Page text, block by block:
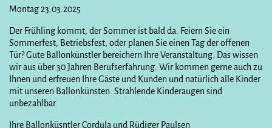
Montag 23.03.2025
Der Frühling kommt, der Sommer ist bald da. Feiern Sie ein
Sommerfest, Betriebsfest, oder planen Sie einen Tag der offenen
Tür? Gute Ballonkünstler bereichern Ihre Veranstaltung. Das wissen
wir aus über 30 Jahren Berufserfahrung. Wir kommen gerne auch zu
Ihnen und erfreuen Ihre Gäste und Kunden und natürlich alle Kinder
mit unseren Ballonkünsten. Strahlende Kinderaugen sind
unbezahlbar.
Ihre Ballonküsntler Cordula und Rüdiger Paulsen